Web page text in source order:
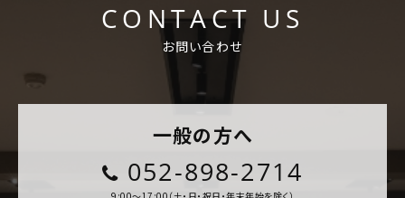
CONTACT US
お問い合わせ
一般の方へ
052-898-2714